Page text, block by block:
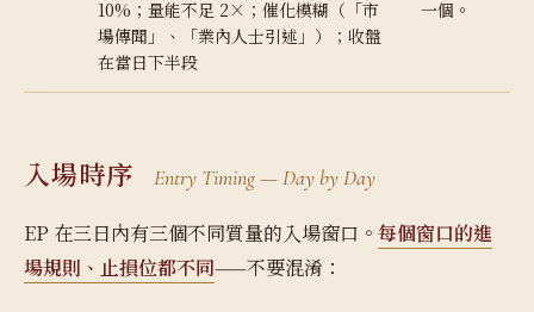
10%；量能不足 2×；催化模糊（「市
場傳聞」、「業內人士引述」）；收盤
在當日下半段
一個。
入場時序 Entry Timing — Day by Day
EP 在三日內有三個不同質量的入場窗口。 每個窗口的進
場規則、止損位都不同——不要混淆：